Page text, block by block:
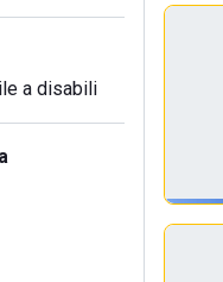
a disabili